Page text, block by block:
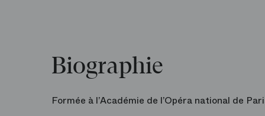
Biographie
Formée à l’Académie de l’Opéra national de